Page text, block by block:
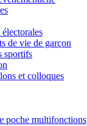
de vie de garçon
sportifs
et colloques
poche multifonctions